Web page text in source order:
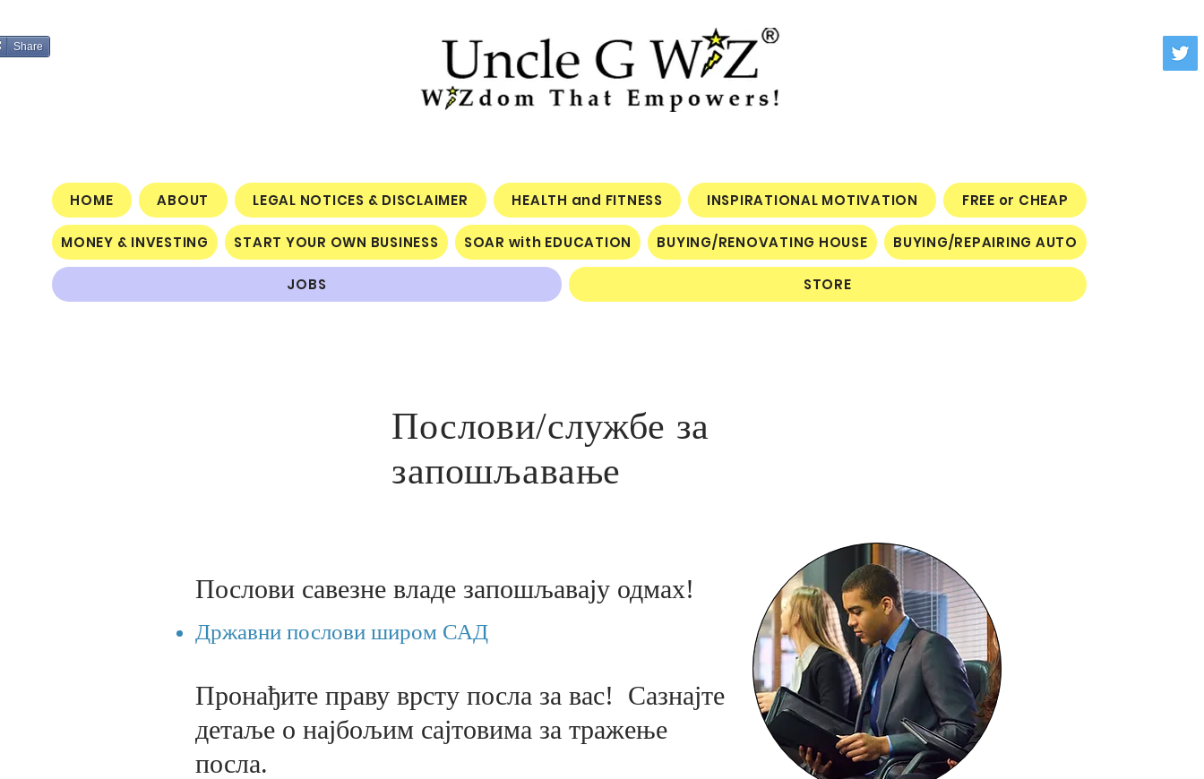
Share
HOME ABOUT LEGAL NOTICES & DISCLAIMER HEALTH and FITNESS INSPIRATIONAL MOTIVATION FREE or CHEAP
MONEY & INVESTING START YOUR OWN BUSINESS SOAR with EDUCATION BUYING/RENOVATING HOUSE BUYING/REPAIRING AUTO
JOBS STORE
Послови/службе за
запошљавање
Послови савезне владе запошљавају одмах!
Државни послови широм САД
Пронађите праву врсту посла за вас! Сазнајте
детаље о најбољим сајтовима за тражење
посла.